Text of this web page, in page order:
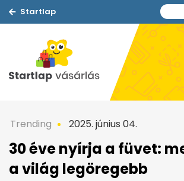
Startlap
Trending 2025. június 04.
30 éve nyírja a füvet:
a világ legöregebb